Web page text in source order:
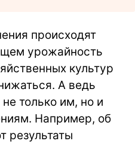
происходят
урожайность
культур
А ведь
только им, но и
Например, об
результаты